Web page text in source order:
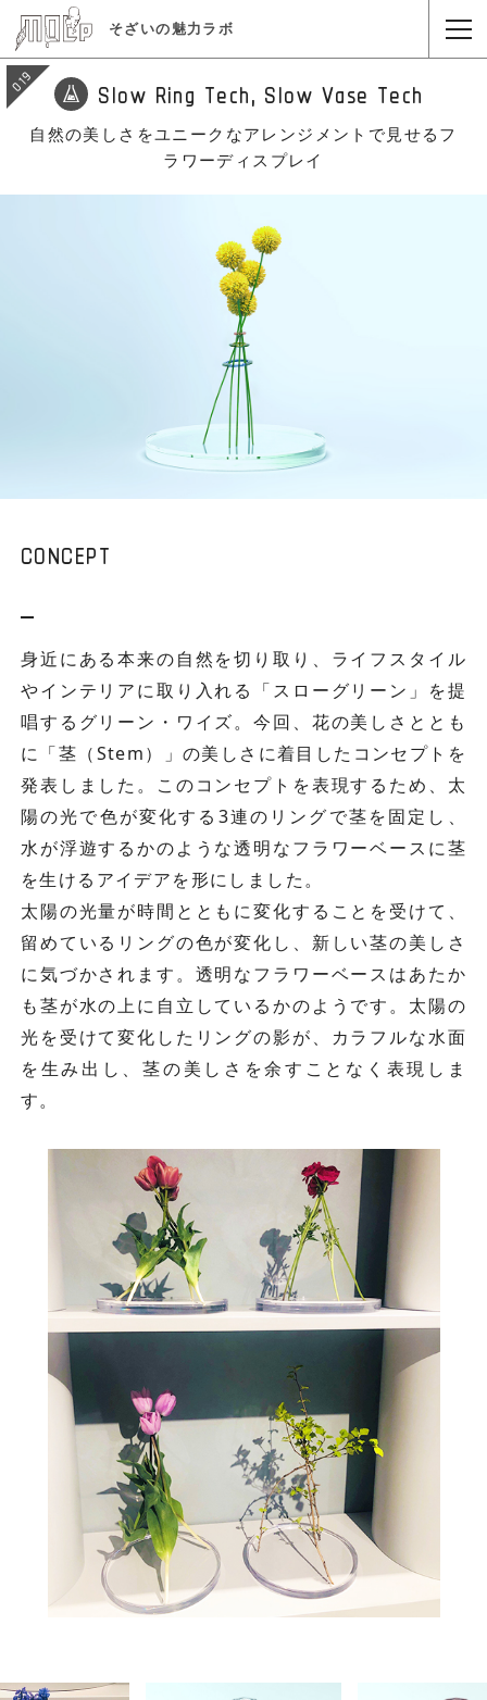
そざいの魅力ラボ
019 Slow Ring Tech, Slow Vase Tech
自然の美しさをユニークなアレンジメントで見せるフ
ラワーディスプレイ
CONCEPT
身近にある本来の自然を切り取り、ライフスタイル
やインテリアに取り入れる「スローグリーン」を提
唱するグリーン・ワイズ。今回、花の美しさととも
に「茎（Stem）」の美しさに着目したコンセプトを
発表しました。このコンセプトを表現するため、太
陽の光で色が変化する3連のリングで茎を固定し、
水が浮遊するかのような透明なフラワーベースに茎
を生けるアイデアを形にしました。
太陽の光量が時間とともに変化することを受けて、
留めているリングの色が変化し、新しい茎の美しさ
に気づかされます。透明なフラワーベースはあたか
も茎が水の上に自立しているかのようです。太陽の
光を受けて変化したリングの影が、カラフルな水面
を生み出し、茎の美しさを余すことなく表現しま
す。